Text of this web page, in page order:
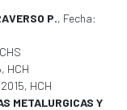
P., Fecha:
HCH
HCH
METALURGICAS Y